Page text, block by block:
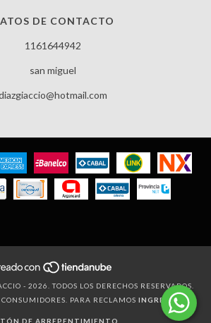
DE CONTACTO
1161644942
san miguel
- 2026. TODOS LOS DERECHOS RESERVADOS.
PARA RECLAMOS INGRESÁ ACÁ.
DE ARREPENTIMIENTO